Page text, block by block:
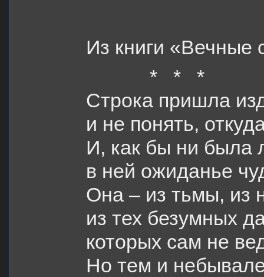
Из книги «Вечные
* * *
Строка пришла
и не понять,
И, как бы ни была
в ней ожиданье
Она – из тьмы, из
из тех безумных
которых сам не
Но тем и